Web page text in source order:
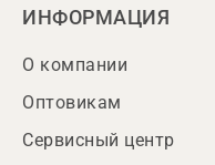
ИНФОРМАЦИЯ
О компании
Оптовикам
Сервисный центр